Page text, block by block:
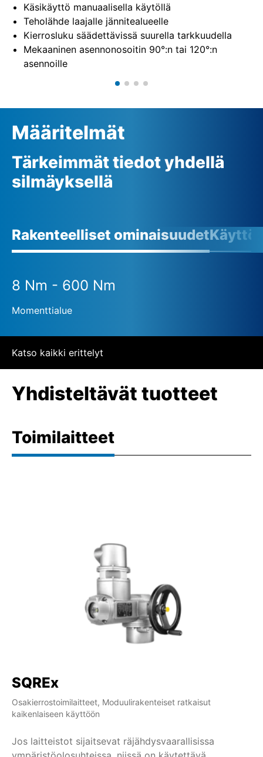
Käsikäyttö manuaalisella käytöllä
Teholähde laajalle jännitealueelle
Kierrosluku säädettävissä suurella tarkkuudella
Mekaaninen asennonosoitin 90°:n tai 120°:n
asennoille
Määritelmät
Tärkeimmät tiedot yhdellä
silmäyksellä
Rakenteelliset ominaisuudet
8 Nm - 600 Nm
Momenttialue
Katso kaikki erittelyt
Yhdisteltävät tuotteet
Toimilaitteet
SQREx
Osakierrostoimilaitteet, Moduulirakenteiset ratkaisut
kaikenlaiseen käyttöön
Jos laitteistot sijaitsevat räjähdysvaarallisissa